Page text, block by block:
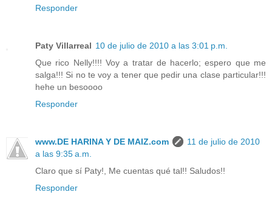
Responder
Paty Villarreal 10 de julio de 2010 a las 3:01 p.m.
Que rico Nelly!!!! Voy a tratar de hacerlo; espero que me
salga!!! Si no te voy a tener que pedir una clase particular!!!
hehe un besoooo
Responder
www.DE HARINA Y DE MAIZ.com
11 de julio de 2010
a las 9:35 a.m.
Claro que sí Paty!, Me cuentas qué tal!! Saludos!!
Responder